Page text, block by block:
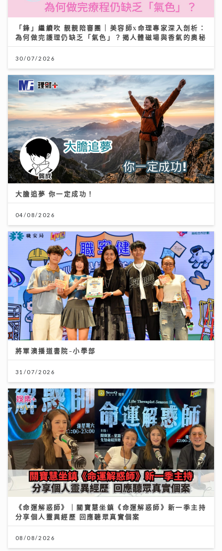
「鋒」繼續吹 靚靚陪審團 | 美容師x命理專家深入剖析：
為何做完護理仍缺乏「氣色」？揭人體磁場與香氣的奧秘
30/07/2026
大膽追夢 你一定成功！
04/08/2026
將軍澳播道書院-小學部
31/07/2026
《命運解惑師》｜關寶慧坐鎮《命運解惑師》新一季主持
分享個人靈異經歷 回應聽眾真實個案
08/08/2026